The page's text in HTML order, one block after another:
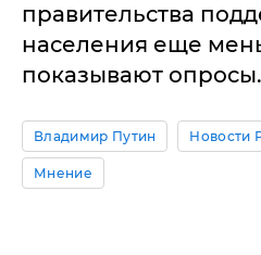
правительства
населения еще
показывают опросы.
Владимир Путин Новости
Мнение